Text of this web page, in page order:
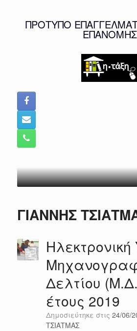
ΠΡΟΤΥΠΟ
ΕΠΑΝΟΜΗΣ
ΓΙΑΝΝΗΣ
Δελτίου
έτους 2019
Δημοσιεύτηκε στις 24/06/
ΤΣΙΑΤΜΑΣ